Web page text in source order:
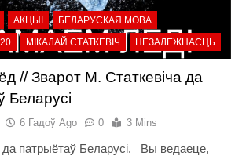
АКЦЫІ
БЕЛАРУСКАЯ МОВА
МІКАЛАЙ СТАТКЕВІЧ НЕЗАЛЕЖНАСЦЬ
// Зварот М. Статкевіча да
Беларусі
6 Гадоў Ago 0 3 Mins
патрыётаў Беларусі. Вы ведаеце,